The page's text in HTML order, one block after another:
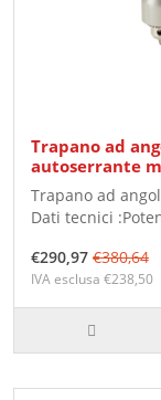
Trapano ad
autoserrante
Trapano ad
Dati tecnici
€290,97 €380,64
IVA esclusa €238,50